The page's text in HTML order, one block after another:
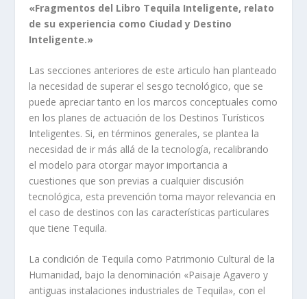
«Fragmentos del Libro Tequila Inteligente, relato
de su experiencia como Ciudad y Destino
Inteligente.»
Las secciones anteriores de este articulo han planteado
la necesidad de superar el sesgo tecnológico, que se
puede apreciar tanto en los marcos conceptuales como
en los planes de actuación de los Destinos Turísticos
Inteligentes. Si, en términos generales, se plantea la
necesidad de ir más allá de la tecnología, recalibrando
el modelo para otorgar mayor importancia a
cuestiones que son previas a cualquier discusión
tecnológica, esta prevención toma mayor relevancia en
el caso de destinos con las características particulares
que tiene Tequila.
La condición de Tequila como Patrimonio Cultural de la
Humanidad, bajo la denominación «Paisaje Agavero y
antiguas instalaciones industriales de Tequila», con el